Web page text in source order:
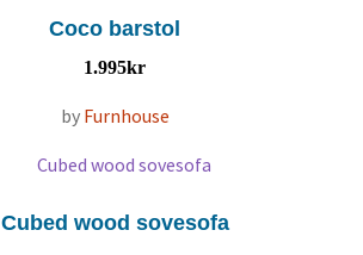
Coco barstol
1.995kr
by Furnhouse
Cubed wood sovesofa